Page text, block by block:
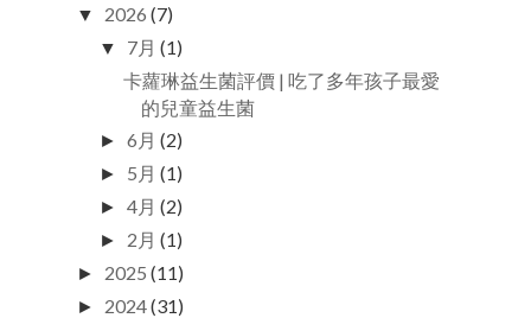
▼ 2026 (7)
▼ 7月 (1)
卡蘿琳益生菌評價 | 吃了多年孩子最愛
的兒童益生菌
►6月 (2)
► 5月 (1)
►4月 (2)
► 2月 (1)
► 2025 (11)
► 2024(31)